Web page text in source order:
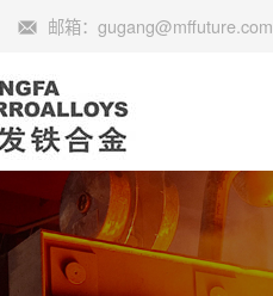
邮箱：gugang@mffuture.com